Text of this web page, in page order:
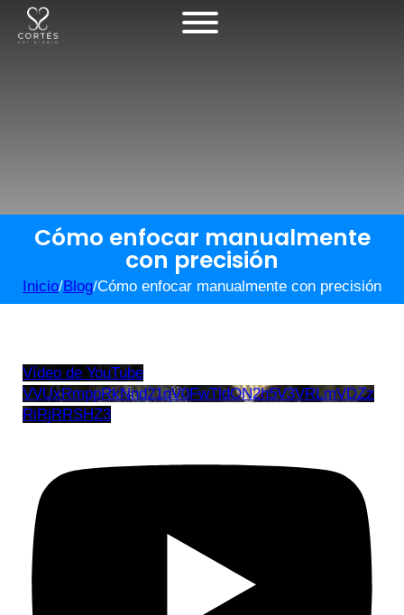
Cómo enfocar manualmente
con precisión
Inicio/Blog/Cómo enfocar manualmente con precisión
Vídeo de YouTube
VVUxRmppRkNnd21qV0FwTldON2h5V3VRLmVDZz
RiRjRRSHZ3